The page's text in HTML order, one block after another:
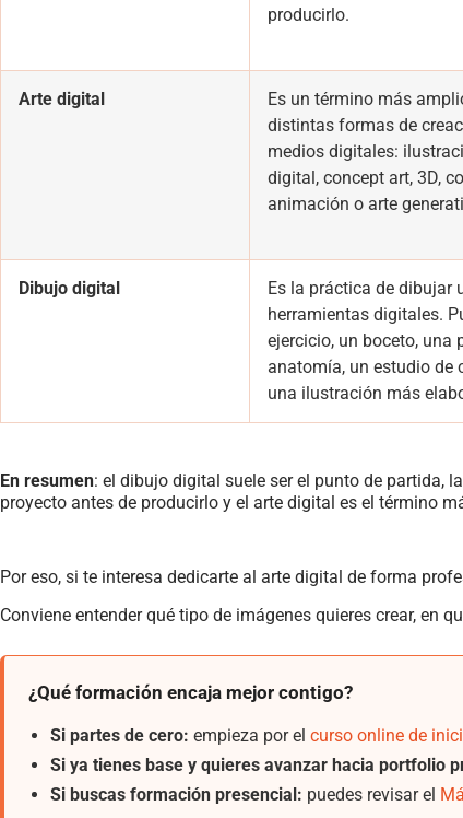
producirlo.
Arte digital
Es un término más
distintas formas de
medios digitales:
digital, concept art, 3D,
animación o arte
Dibujo digital
Es la práctica de dibujar
herramientas digitales.
ejercicio, un boceto, una
anatomía, un estudio de
una ilustración más
En resumen: el dibujo digital suele ser el punto de partida,
proyecto antes de producirlo y el arte digital es el término
Por eso, si te interesa dedicarte al arte digital de forma
Conviene entender qué tipo de imágenes quieres crear, en
¿Qué formación encaja mejor contigo?
Si partes de cero: empieza por el curso online de
Si ya tienes base y quieres avanzar hacia portfolio
Si buscas formación presencial: puedes revisar el